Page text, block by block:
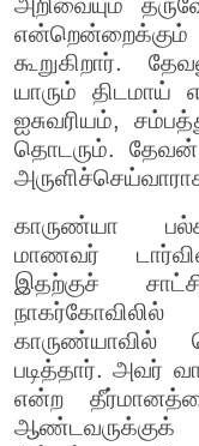
கூறுகிறார்.
யாரும் திடமாய்
ஐசுவரியம்,
தொடரும். தேவன்
காருண்யா
மாணவர்
இதற்குச்
காருண்யாவில்
படித்தார். அவர்
என்ற